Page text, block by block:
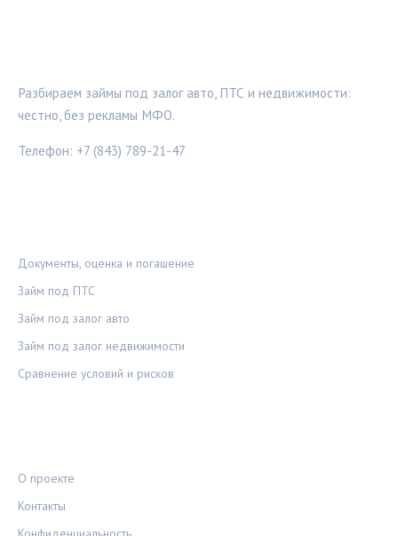
Разбираем займы под залог авто, ПТС и недвижимости:
честно, без рекламы МФО.
Телефон: +7 (843) 789-21-47
Документы, оценка и погашение
Займ под ПТС
Займ под залог авто
Займ под залог недвижимости
Сравнение условий и рисков
О проекте
Контакты